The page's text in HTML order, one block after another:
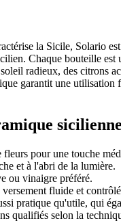
la Sicile, Solario
Chaque bouteille
radieux, des citrons
garantit une
pour une touche
et à l'abri de la lumière.
ou vinaigre préféré.
fluide et
pratique qu'utile, qui
qualifiés selon la